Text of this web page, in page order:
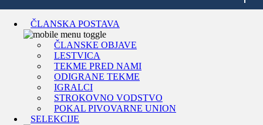
ČLANSKA POSTAVA
ČLANSKE OBJAVE
LESTVICA
TEKME PRED NAMI
ODIGRANE TEKME
IGRALCI
STROKOVNO VODSTVO
POKAL PIVOVARNE UNION
SELEKCIJE